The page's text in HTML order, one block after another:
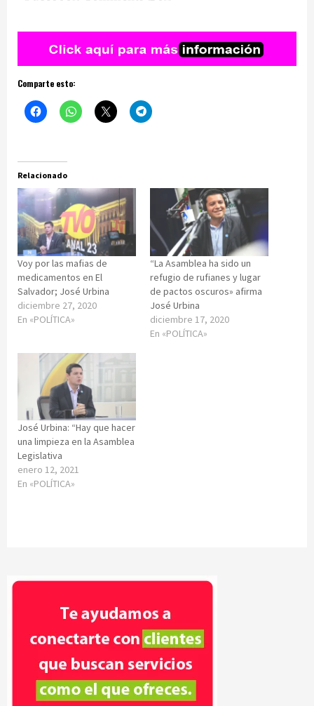
Comparte esto:
Relacionado
Voy por las mafias de
medicamentos en El
Salvador; José Urbina
diciembre 27, 2020
En «POLÍTICA»
“La Asamblea ha sido un
refugio de rufianes y lugar
de pactos oscuros» afirma
José Urbina
diciembre 17, 2020
En «POLÍTICA»
José Urbina: “Hay que hacer
una limpieza en la Asamblea
Legislativa
enero 12, 2021
En «POLÍTICA»